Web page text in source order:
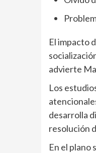
El impacto
advierte
Los
desarrolla
resolución
En el plano